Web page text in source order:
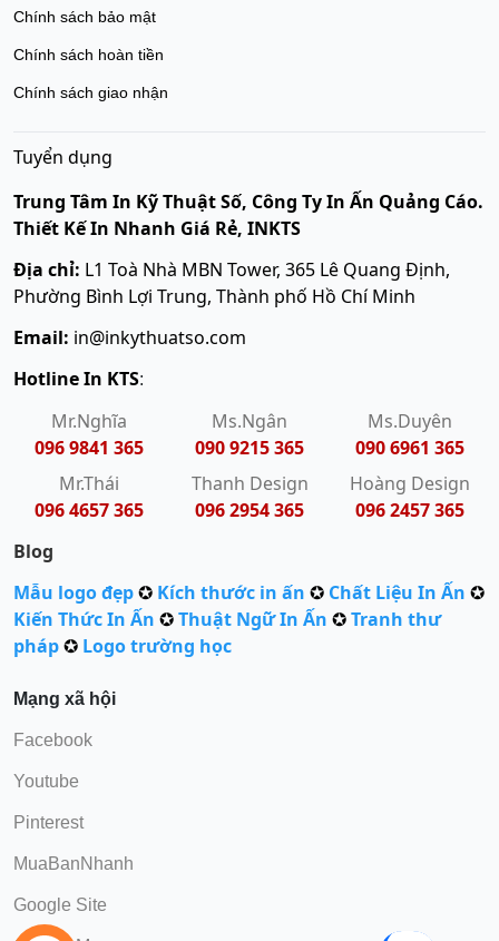
Chính sách bảo mật
Chính sách hoàn tiền
Chính sách giao nhận
Tuyển dụng
Trung Tâm In Kỹ Thuật Số, Công Ty In Ấn Quảng Cáo.
Thiết Kế In Nhanh Giá Rẻ, INKTS
Địa chỉ: L1 Toà Nhà MBN Tower, 365 Lê Quang Định,
Phường Bình Lợi Trung, Thành phố Hồ Chí Minh
Email: in@inkythuatso.com
Hotline In KTS:
Mr.Nghĩa
096 9841 365
Ms.Ngân
090 9215 365
Ms.Duyên
090 6961 365
Mr.Thái
096 4657 365
Thanh Design
096 2954 365
Hoàng Design
096 2457 365
Blog
Mẫu logo đẹp✪ Kích thước in ấn ✪ Chất Liệu In Ấn ✪
Kiến Thức In Ấn ✪Thuật Ngữ In Ấn ✪Tranh thư
pháp✪ Logo trường học
Mạng xã hội
Facebook
Youtube
Pinterest
MuaBanNhanh
Google Site